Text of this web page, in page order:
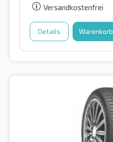
Versandkostenfrei
Details Warenkorb